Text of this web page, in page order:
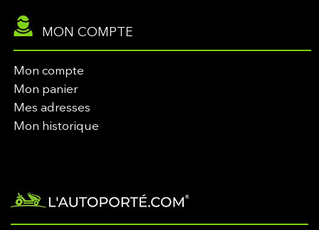
MON COMPTE
Mon compte
Mon panier
Mes adresses
Mon historique